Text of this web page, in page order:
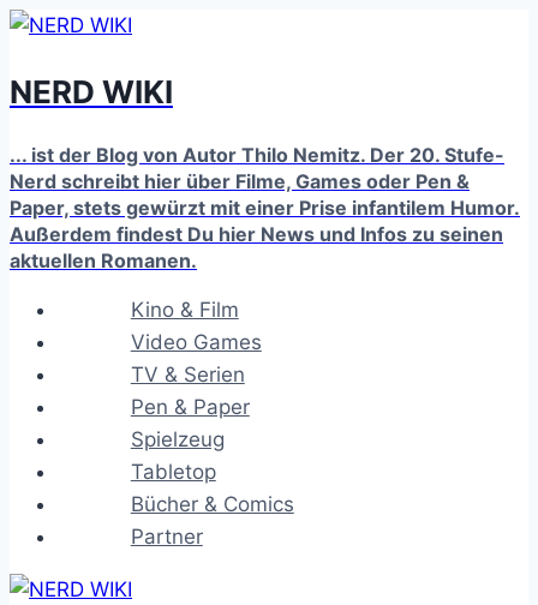
Zum
springen
NERD WIKI
... ist der Blog von Autor Thilo Nemitz. Der 20. Stufe-
Nerd schreibt hier über Filme, Games oder Pen &
Paper, stets gewürzt mit einer Prise infantilem Humor.
Außerdem findest Du hier News und Infos zu seinen
aktuellen Romanen.
Kino & Film
Video Games
TV & Serien
Pen & Paper
Spielzeug
Tabletop
Bücher & Comics
Partner